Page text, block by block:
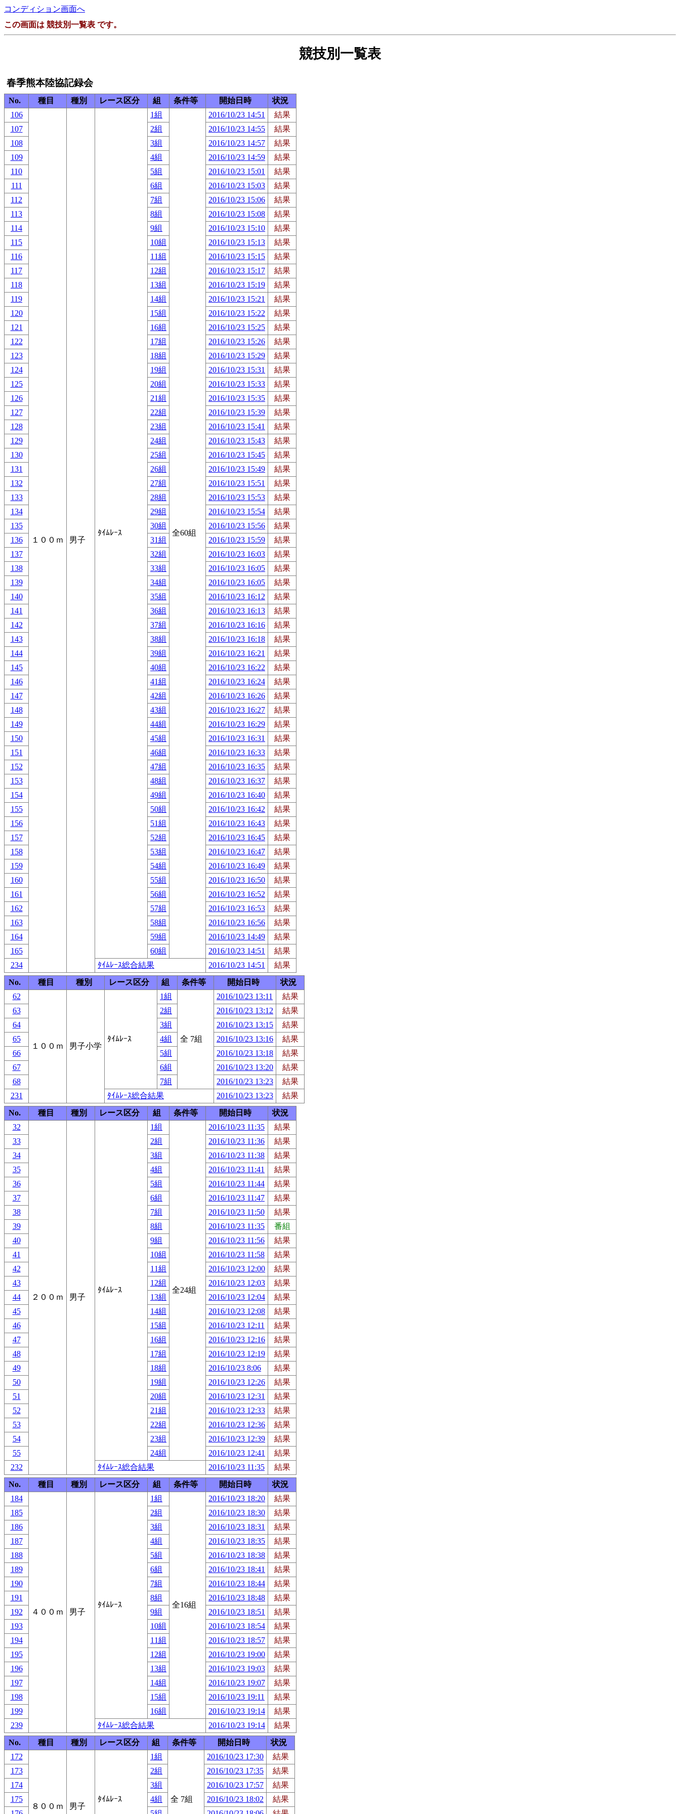
コンディション画面へ
この画面は 競技別一覧表 です。
競技別一覧表
春季熊本陸協記録会
No. 種目 種別 レース区分 組 条件等 開始日時
状況
106
１００ｍ 男子
ﾀｲﾑﾚｰｽ
1組
全60組
2016/10/23 14:51
結果
107
2組 2016/10/23 14:55
結果
108
3組 2016/10/23 14:57
結果
109
4組 2016/10/23 14:59
結果
110
5組 2016/10/23 15:01
結果
111
6組 2016/10/23 15:03
結果
112
7組 2016/10/23 15:06
結果
113
8組 2016/10/23 15:08
結果
114
9組 2016/10/23 15:10
結果
115
10組 2016/10/23 15:13
結果
116
11組 2016/10/23 15:15
結果
117
12組 2016/10/23 15:17
結果
118
13組 2016/10/23 15:19
結果
119
14組 2016/10/23 15:21
結果
120
15組 2016/10/23 15:22
結果
121
16組 2016/10/23 15:25
結果
122
17組 2016/10/23 15:26
結果
123
18組 2016/10/23 15:29
結果
124
19組 2016/10/23 15:31
結果
125
20組 2016/10/23 15:33
結果
126
21組 2016/10/23 15:35
結果
127
22組 2016/10/23 15:39
結果
128
23組 2016/10/23 15:41
結果
129
24組 2016/10/23 15:43
結果
130
25組 2016/10/23 15:45
結果
131
26組 2016/10/23 15:49
結果
132
27組 2016/10/23 15:51
結果
133
28組 2016/10/23 15:53
結果
134
29組 2016/10/23 15:54
結果
135
30組 2016/10/23 15:56
結果
136
31組 2016/10/23 15:59
結果
137
32組 2016/10/23 16:03
結果
138
33組 2016/10/23 16:05
結果
139
34組 2016/10/23 16:05
結果
140
35組 2016/10/23 16:12
結果
141
36組 2016/10/23 16:13
結果
142
37組 2016/10/23 16:16
結果
143
38組 2016/10/23 16:18
結果
144
39組 2016/10/23 16:21
結果
145
40組 2016/10/23 16:22
結果
146
41組 2016/10/23 16:24
結果
147
42組 2016/10/23 16:26
結果
148
43組 2016/10/23 16:27
結果
149
44組 2016/10/23 16:29
結果
150
45組 2016/10/23 16:31
結果
151
46組 2016/10/23 16:33
結果
152
47組 2016/10/23 16:35
結果
153
48組 2016/10/23 16:37
結果
154
49組 2016/10/23 16:40
結果
155
50組 2016/10/23 16:42
結果
156
51組 2016/10/23 16:43
結果
157
52組 2016/10/23 16:45
結果
158
53組 2016/10/23 16:47
結果
159
54組 2016/10/23 16:49
結果
160
55組 2016/10/23 16:50
結果
161
56組 2016/10/23 16:52
結果
162
57組 2016/10/23 16:53
結果
163
58組 2016/10/23 16:56
結果
164
59組 2016/10/23 14:49
結果
165
60組 2016/10/23 14:51
結果
234
ﾀｲﾑﾚｰｽ総合結果 2016/10/23 14:51
結果
No.
種目 種別 レース区分 組 条件等 開始日時
状況
62
１００ｍ 男子小学
ﾀｲﾑﾚｰｽ
1組
全 7組
2016/10/23 13:11
結果
63
2組 2016/10/23 13:12
結果
64
3組 2016/10/23 13:15
結果
65
4組 2016/10/23 13:16
結果
66
5組 2016/10/23 13:18
結果
67
6組 2016/10/23 13:20
結果
68
7組 2016/10/23 13:23
結果
231
ﾀｲﾑﾚｰｽ総合結果 2016/10/23 13:23
結果
No.
種目 種別 レース区分 組 条件等 開始日時
状況
32
２００ｍ 男子
ﾀｲﾑﾚｰｽ
1組
全24組
2016/10/23 11:35
結果
33
2組 2016/10/23 11:36
結果
34
3組 2016/10/23 11:38
結果
35
4組 2016/10/23 11:41
結果
36
5組 2016/10/23 11:44
結果
37
6組 2016/10/23 11:47
結果
38
7組 2016/10/23 11:50
結果
39
8組 2016/10/23 11:35
番組
40
9組 2016/10/23 11:56
結果
41
10組 2016/10/23 11:58
結果
42
11組 2016/10/23 12:00
結果
43
12組 2016/10/23 12:03
結果
44
13組 2016/10/23 12:04
結果
45
14組 2016/10/23 12:08
結果
46
15組 2016/10/23 12:11
結果
47
16組 2016/10/23 12:16
結果
48
17組 2016/10/23 12:19
結果
49
18組 2016/10/23 8:06
結果
50
19組 2016/10/23 12:26
結果
51
20組 2016/10/23 12:31
結果
52
21組 2016/10/23 12:33
結果
53
22組 2016/10/23 12:36
結果
54
23組 2016/10/23 12:39
結果
55
24組 2016/10/23 12:41
結果
232
ﾀｲﾑﾚｰｽ総合結果 2016/10/23 11:35
結果
No.
種目 種別 レース区分 組 条件等 開始日時
状況
184
４００ｍ 男子
ﾀｲﾑﾚｰｽ
1組
全16組
2016/10/23 18:20
結果
185
2組 2016/10/23 18:30
結果
186
3組 2016/10/23 18:31
結果
187
4組 2016/10/23 18:35
結果
188
5組 2016/10/23 18:38
結果
189
6組 2016/10/23 18:41
結果
190
7組 2016/10/23 18:44
結果
191
8組 2016/10/23 18:48
結果
192
9組 2016/10/23 18:51
結果
193
10組 2016/10/23 18:54
結果
194
11組 2016/10/23 18:57
結果
195
12組 2016/10/23 19:00
結果
196
13組 2016/10/23 19:03
結果
197
14組 2016/10/23 19:07
結果
198
15組 2016/10/23 19:11
結果
199
16組 2016/10/23 19:14
結果
239
ﾀｲﾑﾚｰｽ総合結果 2016/10/23 19:14
結果
No.
種目 種別 レース区分 組 条件等 開始日時
状況
172
８００ｍ 男子
ﾀｲﾑﾚｰｽ
1組
全 7組
2016/10/23 17:30
結果
173
2組 2016/10/23 17:35
結果
174
3組 2016/10/23 17:57
結果
175
4組 2016/10/23 18:02
結果